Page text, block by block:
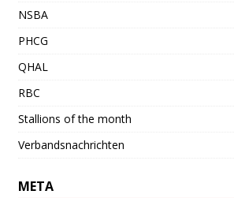
NSBA
PHCG
QHAL
RBC
Stallions of the month
Verbandsnachrichten
META